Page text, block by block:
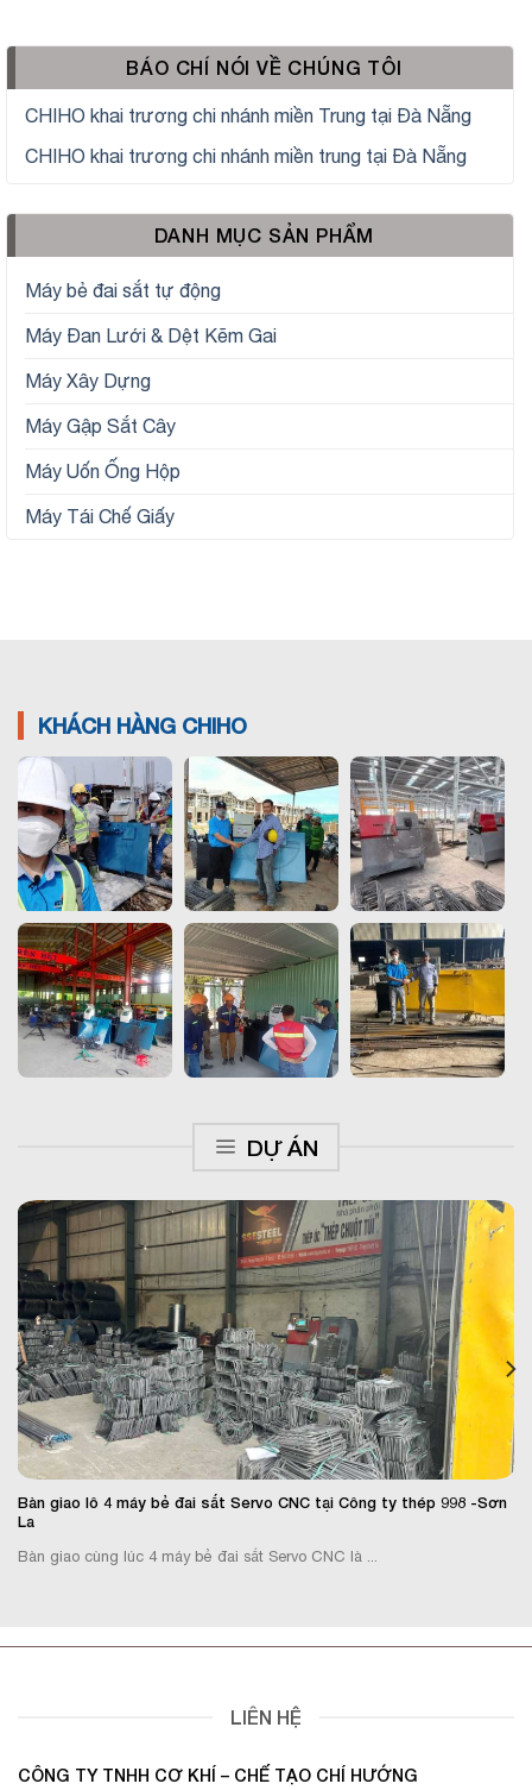
BÁO CHÍ NÓI VỀ CHÚNG TÔI
CHIHO khai trương chi nhánh miền Trung tại Đà Nẵng
CHIHO khai trương chi nhánh miền trung tại Đà Nẵng
DANH MỤC SẢN PHẨM
Máy bẻ đai sắt tự động
Máy Đan Lưới & Dệt Kẽm Gai
Máy Xây Dựng
Máy Gập Sắt Cây
Máy Uốn Ống Hộp
Máy Tái Chế Giấy
KHÁCH HÀNG CHIHO
DỰ ÁN
Bàn giao lô 4 máy bẻ đai sắt Servo CNC tại Công ty thép 998 -Sơn
La
Bàn giao cùng lúc 4 máy bẻ đai sắt Servo CNC là ...
LIÊN HỆ
CÔNG TY TNHH CƠ KHÍ – CHẾ TẠO CHÍ HƯỚNG